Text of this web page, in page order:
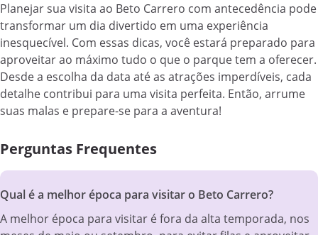
Planejar sua visita ao Beto Carrero com antecedência pode
transformar um dia divertido em uma experiência
inesquecível. Com essas dicas, você estará preparado para
aproveitar ao máximo tudo o que o parque tem a oferecer.
Desde a escolha da data até as atrações imperdíveis, cada
detalhe contribui para uma visita perfeita. Então, arrume
suas malas e prepare-se para a aventura!
Perguntas Frequentes
Qual é a melhor época para visitar o Beto Carrero?
A melhor época para visitar é fora da alta temporada, nos